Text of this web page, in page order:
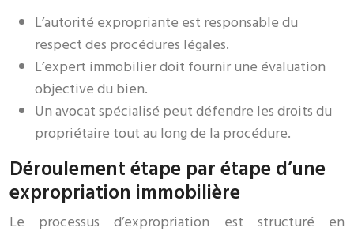
L’autorité expropriante est responsable du
respect des procédures légales.
L’expert immobilier doit fournir une évaluation
objective du bien.
Un avocat spécialisé peut défendre les droits du
propriétaire tout au long de la procédure.
Déroulement étape par étape d’une
expropriation immobilière
Le processus d’expropriation est structuré en